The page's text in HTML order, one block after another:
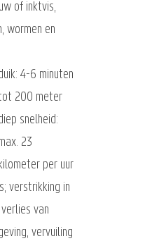
of inktvis,
wormen en
4-6 minuten
200 meter
snelheid:
23
per uur
verstrikking in
van
vervuiling